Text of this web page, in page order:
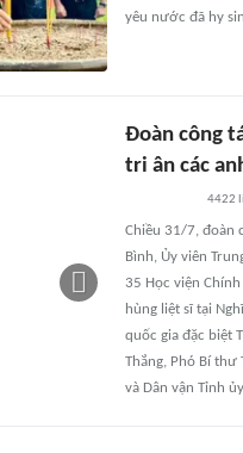
yêu nước đã hy
Đoàn công
tri ân các
4422
Chiều 31/7, đoàn
Bình, Ủy viên
35 Học viện
hùng liệt sĩ tại
quốc gia đặc biệt
Thắng, Phó Bí thư
và Dân vận Tỉnh